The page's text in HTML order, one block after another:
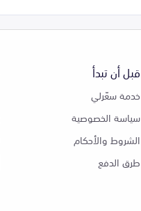
قبل أن تبدأ
خدمة سعّرلي
سياسة الخصوصية
الشروط والأحكام
طرق الدفع